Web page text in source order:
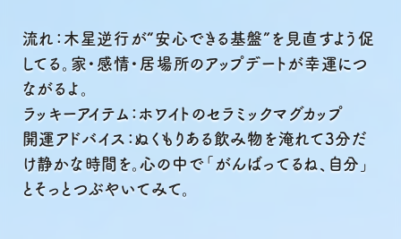
流れ：木星逆行が“安心できる基盤”を見直すよう促
してる。家・感情・居場所のアップデートが幸運につ
ながるよ。
ラッキーアイテム：ホワイトのセラミックマグカップ
開運アドバイス：ぬくもりある飲み物を淹れて3分だ
け静かな時間を。心の中で「がんばってるね、自分」
とそっとつぶやいてみて。